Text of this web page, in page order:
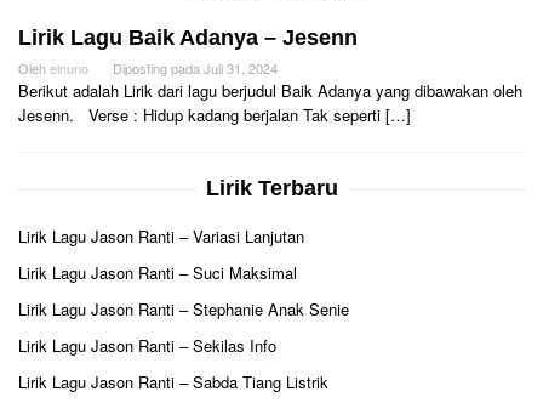
Lirik Lagu Baik Adanya – Jesenn
Olehelnuno Diposting pada Juli 31, 2024
Berikut adalah Lirik dari lagu berjudul Baik Adanya yang dibawakan oleh
Jesenn. Verse : Hidup kadang berjalan Tak seperti […]
Lirik Terbaru
Lirik Lagu Jason Ranti – Variasi Lanjutan
Lirik Lagu Jason Ranti – Suci Maksimal
Lirik Lagu Jason Ranti – Stephanie Anak Senie
Lirik Lagu Jason Ranti – Sekilas Info
Lirik Lagu Jason Ranti – Sabda Tiang Listrik